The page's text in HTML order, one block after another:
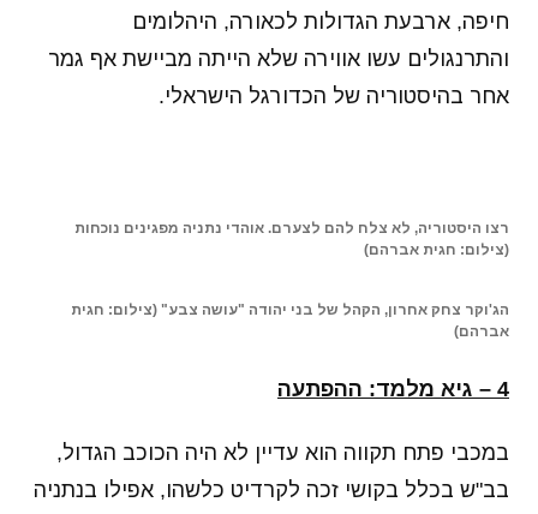
חיפה, ארבעת הגדולות לכאורה, היהלומים
והתרנגולים עשו אווירה שלא הייתה מביישת אף גמר
אחר בהיסטוריה של הכדורגל הישראלי.
רצו היסטוריה, לא צלח להם לצערם. אוהדי נתניה מפגינים נוכחות
(צילום: חגית אברהם)
הג'וקר צחק אחרון, הקהל של בני יהודה "עושה צבע" (צילום: חגית
אברהם)
4 – גיא מלמד: ההפתעה
במכבי פתח תקווה הוא עדיין לא היה הכוכב הגדול,
בב"ש בכלל בקושי זכה לקרדיט כלשהו, אפילו בנתניה